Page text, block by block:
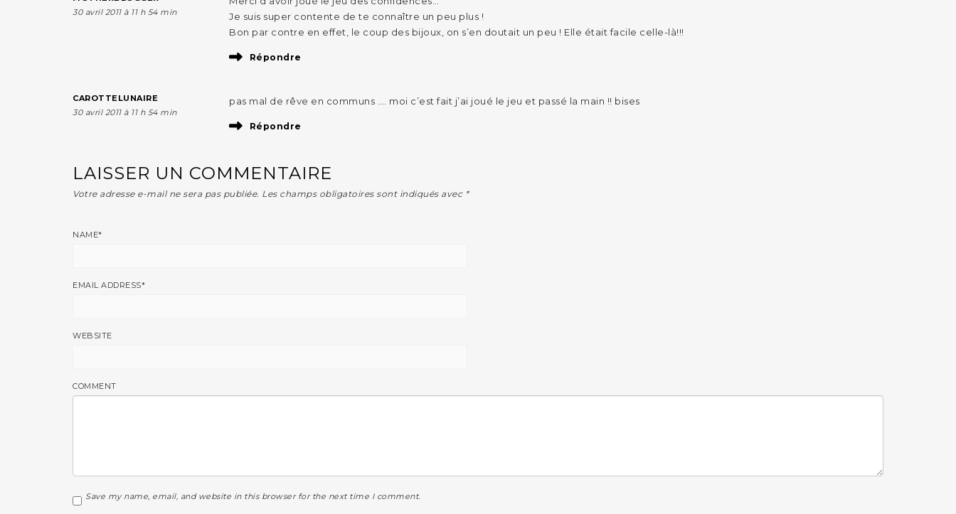
30 avril 2011 à 11 h 54 min
Je suis super contente de te connaître un peu plus !
Bon par contre en effet, le coup des bijoux, on s’en doutait un peu ! Elle était facile celle-là!!!
Répondre
CAROTTELUNAIRE
30 avril 2011 à 11 h 54 min
pas mal de rêve en communs …. moi c’est fait j’ai joué le jeu et passé la main !! bises
Répondre
LAISSER UN COMMENTAIRE
Votre adresse e-mail ne sera pas publiée. Les champs obligatoires sont indiqués avec *
NAME*
EMAIL ADDRESS*
WEBSITE
COMMENT
Save my name, email, and website in this browser for the next time I comment.